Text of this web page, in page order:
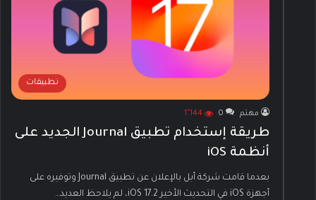
تطبيقات
مهتم 0 1٬144
طريقة إستخدام تطبيق Journal الجديد على
أنظمة iOS
بعدما قامت شركة أبل بالإعلان عن تطبيق Journal وتوفيره على
أجهزة iOS في التحديث الأخير iOS 17.2، لم يلاحظ العديد…